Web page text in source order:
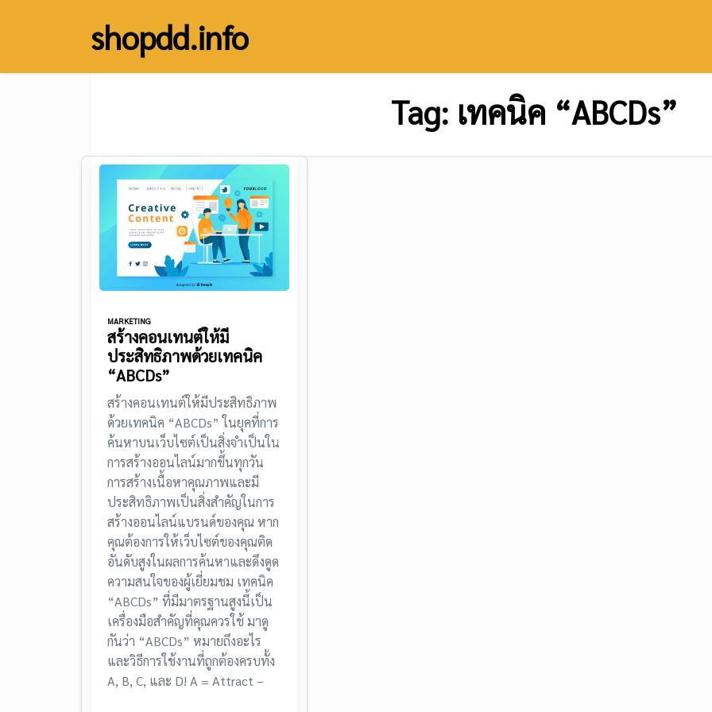
shopdd.info
Tag: เทคนิค “ABCDs”
MARKETING
สร้างคอนเทนต์ให้มี
ประสิทธิภาพด้วยเทคนิค
“ABCDs”
สร้างคอนเทนต์ให้มีประสิทธิภาพ
ด้วยเทคนิค “ABCDs” ในยุคที่การ
ค้นหาบนเว็บไซต์เป็นสิ่งจำเป็นใน
การสร้างออนไลน์มากขึ้นทุกวัน
การสร้างเนื้อหาคุณภาพและมี
ประสิทธิภาพเป็นสิ่งสำคัญในการ
สร้างออนไลน์แบรนด์ของคุณ หาก
คุณต้องการให้เว็บไซต์ของคุณติด
อันดับสูงในผลการค้นหาและดึงดูด
ความสนใจของผู้เยี่ยมชม เทคนิค
“ABCDs” ที่มีมาตรฐานสูงนี้เป็น
เครื่องมือสำคัญที่คุณควรใช้ มาดู
กันว่า “ABCDs” หมายถึงอะไร
และวิธีการใช้งานที่ถูกต้องครบทั้ง
A, B, C, และ D! A = Attract –